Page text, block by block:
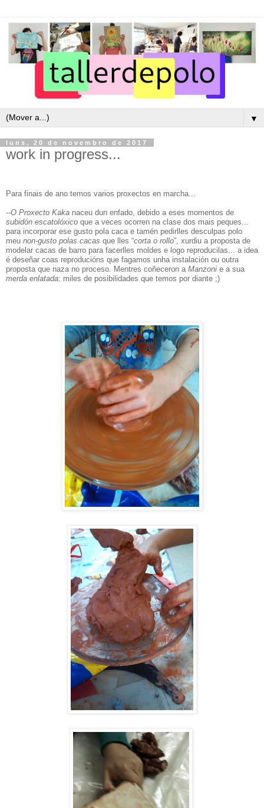
▼
luns, 20 de novembro de 2017
work in progress...
Para finais de ano temos varios proxectos en marcha...
--O Proxecto Kaka naceu dun enfado, debido a eses momentos de
subidón escatolóxico que a veces ocorren na clase dos mais peques...
para incorporar ese gusto pola caca e tamén pedirlles desculpas polo
meu non-gusto polas cacas que lles “corta o rollo”, xurdiu a proposta de
modelar cacas de barro para facerlles moldes e logo reproducilas... a idea
é deseñar coas reproducións que fagamos unha instalación ou outra
proposta que naza no proceso. Mentres coñeceron a Manzoni e a sua
merda enlatada: miles de posibilidades que temos por diante ;)